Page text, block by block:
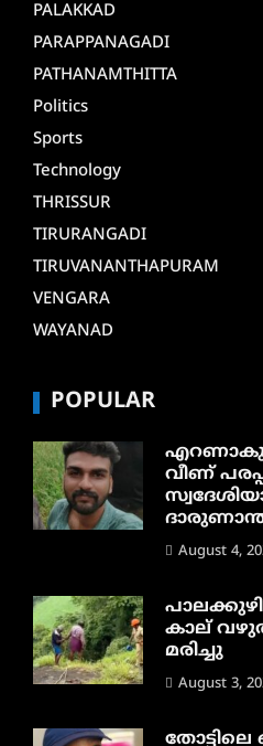
PALAKKAD
PARAPPANAGADI
PATHANAMTHITTA
Politics
Sports
Technology
THRISSUR
TIRURANGADI
TIRUVANANTHAPURAM
VENGARA
WAYANAD
POPULAR
വീണ്
August 4,
പാലക്കുഴി
കാല്
മരിച്ചു
August 3,
തോട്ടിലെ